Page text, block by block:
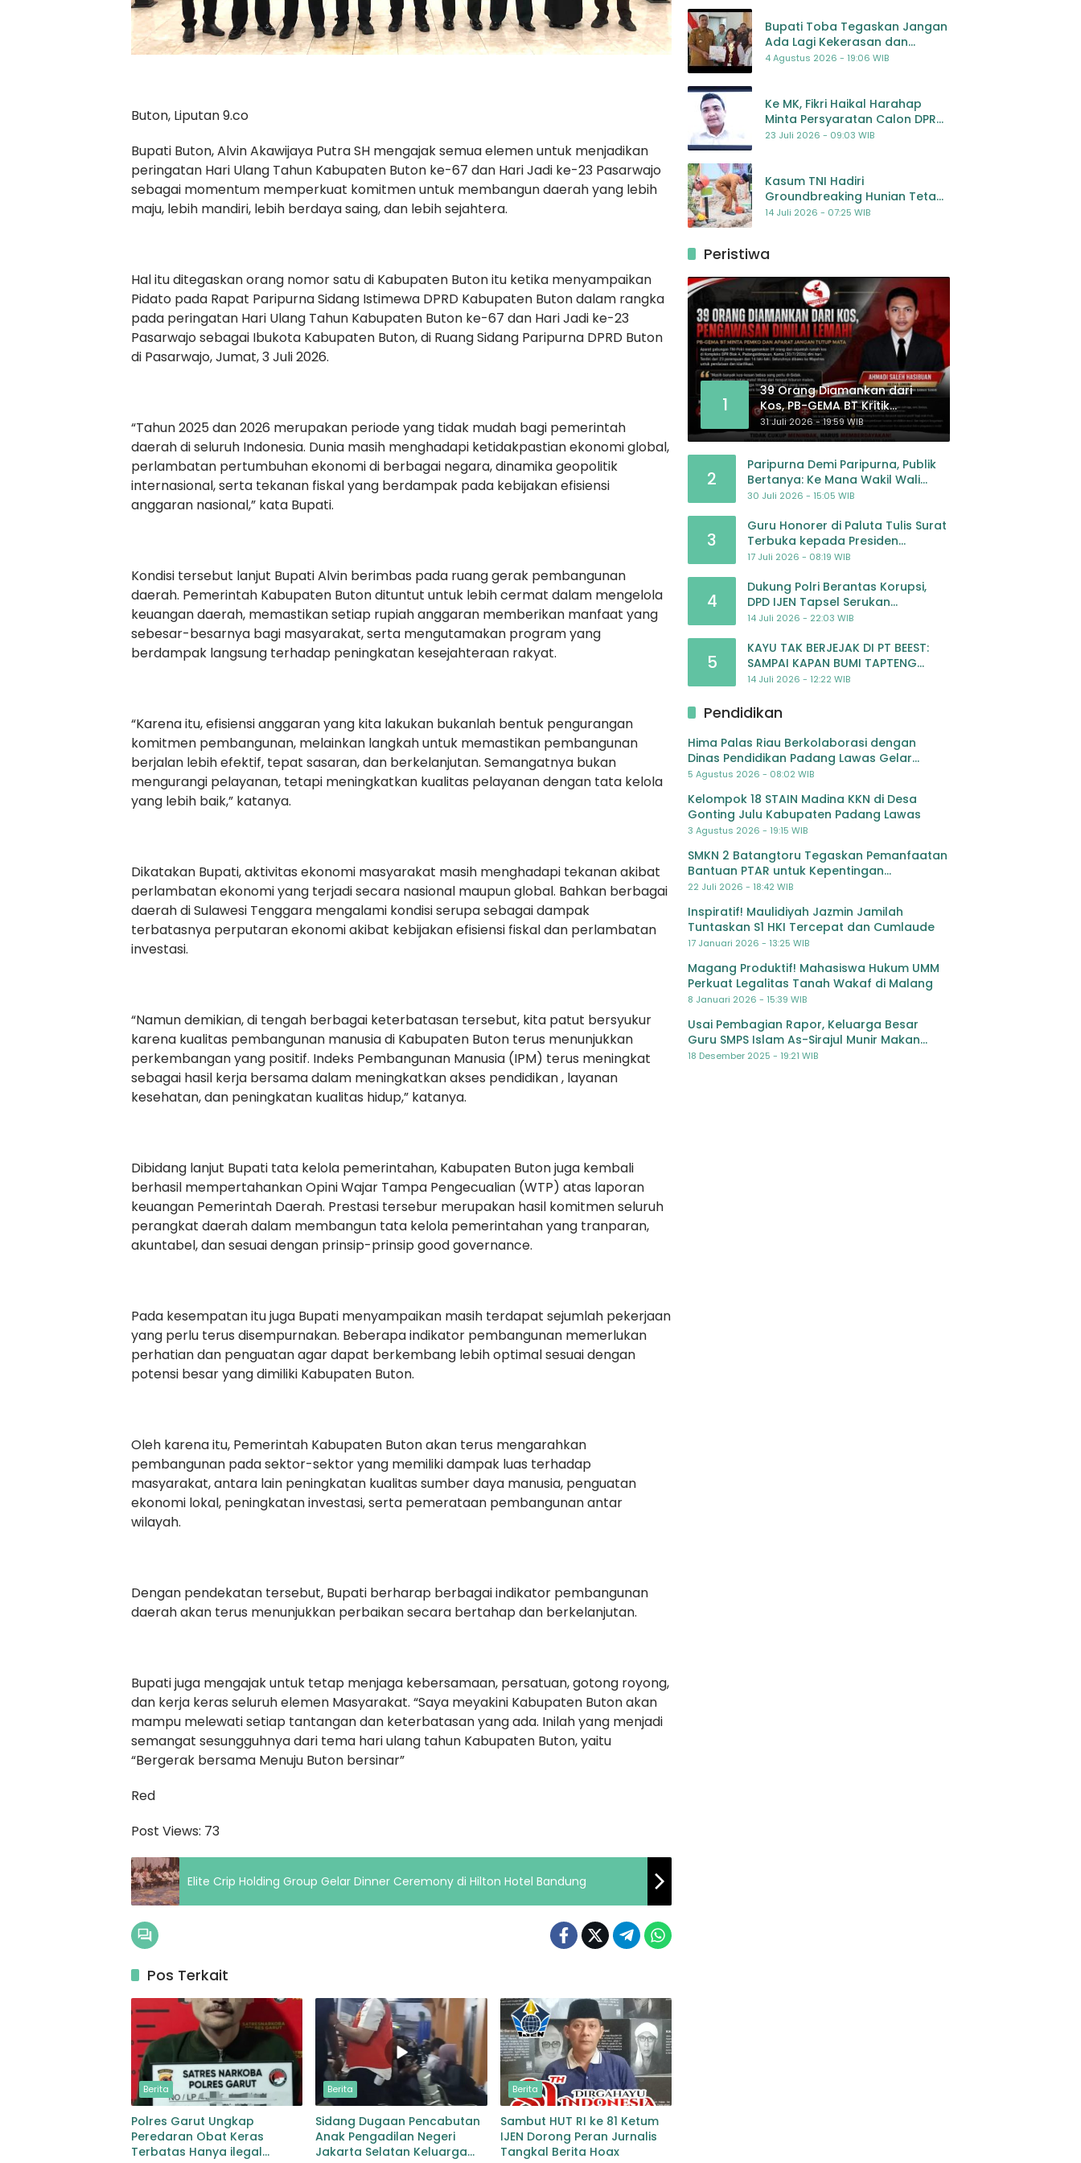
Buton, Liputan 9.co
Bupati Buton, Alvin Akawijaya Putra SH mengajak semua elemen untuk menjadikan
peringatan Hari Ulang Tahun Kabupaten Buton ke-67 dan Hari Jadi ke-23 Pasarwajo
sebagai momentum memperkuat komitmen untuk membangun daerah yang lebih
maju, lebih mandiri, lebih berdaya saing, dan lebih sejahtera.
Hal itu ditegaskan orang nomor satu di Kabupaten Buton itu ketika menyampaikan
Pidato pada Rapat Paripurna Sidang Istimewa DPRD Kabupaten Buton dalam rangka
pada peringatan Hari Ulang Tahun Kabupaten Buton ke-67 dan Hari Jadi ke-23
Pasarwajo sebagai Ibukota Kabupaten Buton, di Ruang Sidang Paripurna DPRD Buton
di Pasarwajo, Jumat, 3 Juli 2026.
“Tahun 2025 dan 2026 merupakan periode yang tidak mudah bagi pemerintah
daerah di seluruh Indonesia. Dunia masih menghadapi ketidakpastian ekonomi global,
perlambatan pertumbuhan ekonomi di berbagai negara, dinamika geopolitik
internasional, serta tekanan fiskal yang berdampak pada kebijakan efisiensi
anggaran nasional,” kata Bupati.
Kondisi tersebut lanjut Bupati Alvin berimbas pada ruang gerak pembangunan
daerah. Pemerintah Kabupaten Buton dituntut untuk lebih cermat dalam mengelola
keuangan daerah, memastikan setiap rupiah anggaran memberikan manfaat yang
sebesar-besarnya bagi masyarakat, serta mengutamakan program yang
berdampak langsung terhadap peningkatan kesejahteraan rakyat.
“Karena itu, efisiensi anggaran yang kita lakukan bukanlah bentuk pengurangan
komitmen pembangunan, melainkan langkah untuk memastikan pembangunan
berjalan lebih efektif, tepat sasaran, dan berkelanjutan. Semangatnya bukan
mengurangi pelayanan, tetapi meningkatkan kualitas pelayanan dengan tata kelola
yang lebih baik,” katanya.
Dikatakan Bupati, aktivitas ekonomi masyarakat masih menghadapi tekanan akibat
perlambatan ekonomi yang terjadi secara nasional maupun global. Bahkan berbagai
daerah di Sulawesi Tenggara mengalami kondisi serupa sebagai dampak
terbatasnya perputaran ekonomi akibat kebijakan efisiensi fiskal dan perlambatan
investasi.
“Namun demikian, di tengah berbagai keterbatasan tersebut, kita patut bersyukur
karena kualitas pembangunan manusia di Kabupaten Buton terus menunjukkan
perkembangan yang positif. Indeks Pembangunan Manusia (IPM) terus meningkat
sebagai hasil kerja bersama dalam meningkatkan akses pendidikan , layanan
kesehatan, dan peningkatan kualitas hidup,” katanya.
Dibidang lanjut Bupati tata kelola pemerintahan, Kabupaten Buton juga kembali
berhasil mempertahankan Opini Wajar Tampa Pengecualian (WTP) atas laporan
keuangan Pemerintah Daerah. Prestasi tersebur merupakan hasil komitmen seluruh
perangkat daerah dalam membangun tata kelola pemerintahan yang tranparan,
akuntabel, dan sesuai dengan prinsip-prinsip good governance.
Pada kesempatan itu juga Bupati menyampaikan masih terdapat sejumlah pekerjaan
yang perlu terus disempurnakan. Beberapa indikator pembangunan memerlukan
perhatian dan penguatan agar dapat berkembang lebih optimal sesuai dengan
potensi besar yang dimiliki Kabupaten Buton.
Oleh karena itu, Pemerintah Kabupaten Buton akan terus mengarahkan
pembangunan pada sektor-sektor yang memiliki dampak luas terhadap
masyarakat, antara lain peningkatan kualitas sumber daya manusia, penguatan
ekonomi lokal, peningkatan investasi, serta pemerataan pembangunan antar
wilayah.
Dengan pendekatan tersebut, Bupati berharap berbagai indikator pembangunan
daerah akan terus menunjukkan perbaikan secara bertahap dan berkelanjutan.
Bupati juga mengajak untuk tetap menjaga kebersamaan, persatuan, gotong royong,
dan kerja keras seluruh elemen Masyarakat. “Saya meyakini Kabupaten Buton akan
mampu melewati setiap tantangan dan keterbatasan yang ada. Inilah yang menjadi
semangat sesungguhnya dari tema hari ulang tahun Kabupaten Buton, yaitu
“Bergerak bersama Menuju Buton bersinar”
Red
Post Views: 73
Elite Crip Holding Group Gelar Dinner Ceremony di Hilton Hotel Bandung
Pos Terkait
Berita
Polres Garut Ungkap
Peredaran Obat Keras
Terbatas Hanya ilegal
Berita
Sidang Dugaan Pencabutan
Anak Pengadilan Negeri
Jakarta Selatan Keluarga
Berita
Sambut HUT RI ke 81 Ketum
IJEN Dorong Peran Jurnalis
Tangkal Berita Hoax
Bupati Toba Tegaskan Jangan
Ada Lagi Kekerasan dan
Bullying Terhadap Anak,
4 Agustus 2026 - 19:06 WIB
Ke MK, Fikri Haikal Harahap
Minta Persyaratan Calon DPR
Dilengkapi Penilaian
23 Juli 2026 - 09:03 WIB
Kasum TNI Hadiri
Groundbreaking Hunian Tetap
Pascabencana di
14 Juli 2026 - 07:25 WIB
Peristiwa
1
39 Orang Diamankan dari
Kos, PB-GEMA BT Kritik
Pengawasan: Jangan Tunggu
Masyarakat Bergerak Baru
31 Juli 2026 - 19:59 WIB
2
Paripurna Demi Paripurna, Publik
Bertanya: Ke Mana Wakil Wali
Kota Padangsidimpuan?
30 Juli 2026 - 15:05 WIB
3
Guru Honorer di Paluta Tulis Surat
Terbuka kepada Presiden
Prabowo, Mohon Keadilan atas
17 Juli 2026 - 08:19 WIB
4
Dukung Polri Berantas Korupsi,
DPD IJEN Tapsel Serukan
Pengawalan Kasus Mantan
14 Juli 2026 - 22:03 WIB
5
KAYU TAK BERJEJAK DI PT BEEST:
SAMPAI KAPAN BUMI TAPTENG
DIKORBANKAN DEMI KEUNTUNGAN?
TINDAK TEGA
14 Juli 2026 - 12:22 WIB
Pendidikan
Hima Palas Riau Berkolaborasi dengan
Dinas Pendidikan Padang Lawas Gelar
Pelatihan OSIS SMP se-Kabupaten Padang
5 Agustus 2026 - 08:02 WIB
Kelompok 18 STAIN Madina KKN di Desa
Gonting Julu Kabupaten Padang Lawas
3 Agustus 2026 - 19:15 WIB
SMKN 2 Batangtoru Tegaskan Pemanfaatan
Bantuan PTAR untuk Kepentingan
Pendidikan
22 Juli 2026 - 18:42 WIB
Inspiratif! Maulidiyah Jazmin Jamilah
Tuntaskan S1 HKI Tercepat dan Cumlaude
17 Januari 2026 - 13:25 WIB
Magang Produktif! Mahasiswa Hukum UMM
Perkuat Legalitas Tanah Wakaf di Malang
8 Januari 2026 - 15:39 WIB
Usai Pembagian Rapor, Keluarga Besar
Guru SMPS Islam As-Sirajul Munir Makan
Bersama Sambut Libur Awal Semester
18 Desember 2025 - 19:21 WIB